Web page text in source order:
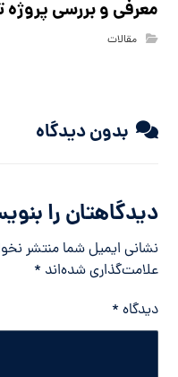
معرفی و بررسی پروژه
مقالات
بدون دیدگاه
دیدگاهتان را
نشانی ایمیل شما منتشر
علامت‌گذاری شده‌اند *
دیدگاه *